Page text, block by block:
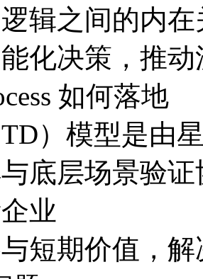
辑之间的内在
化决策，
如何落地
）模型是由星
底层场景验证
业
短期价值，